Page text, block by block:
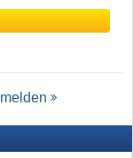
melden